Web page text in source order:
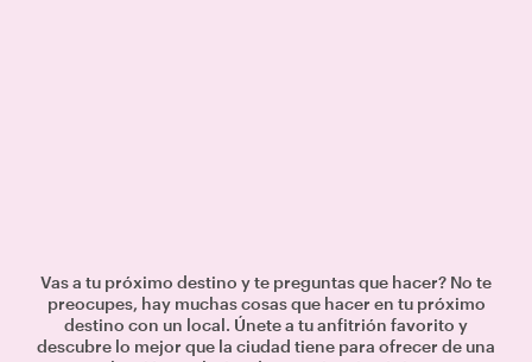
Vas a tu próximo destino y te preguntas que hacer? No te
preocupes, hay muchas cosas que hacer en tu próximo
destino con un local. Únete a tu anfitrión favorito y
descubre lo mejor que la ciudad tiene para ofrecer de una